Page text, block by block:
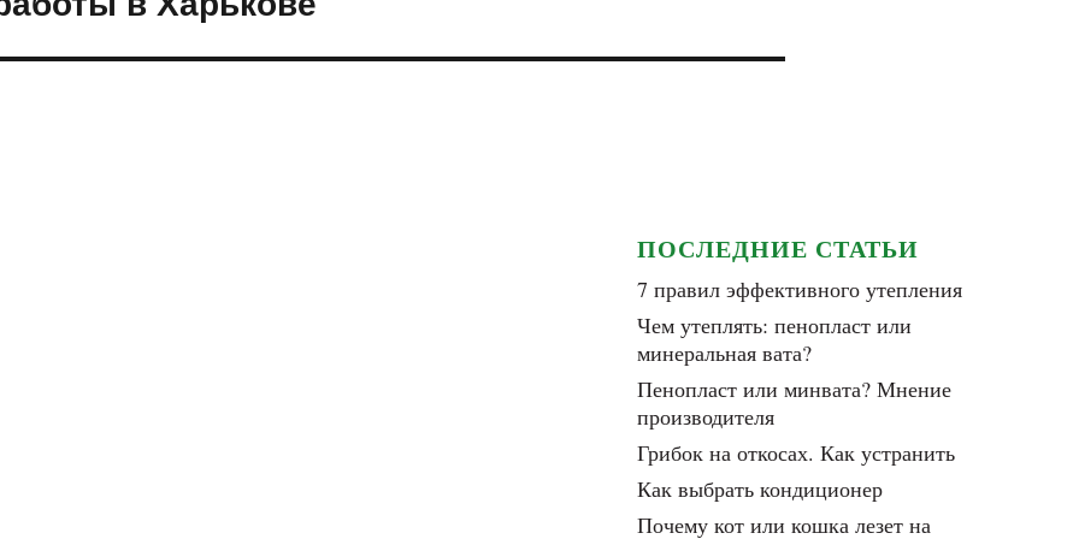
ПОСЛЕДНИЕ СТАТЬИ
7 правил эффективного утепления
Чем утеплять: пенопласт или
минеральная вата?
Пенопласт или минвата? Мнение
производителя
Грибок на откосах. Как устранить
Как выбрать кондиционер
Почему кот или кошка лезет на